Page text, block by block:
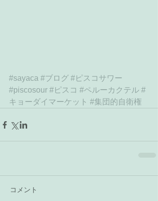
#sayaca #ブログ #ピスコサワー
#piscosour #ピスコ #ペルーカクテル #
キョーダイマーケット #集団的自衛権
コメント